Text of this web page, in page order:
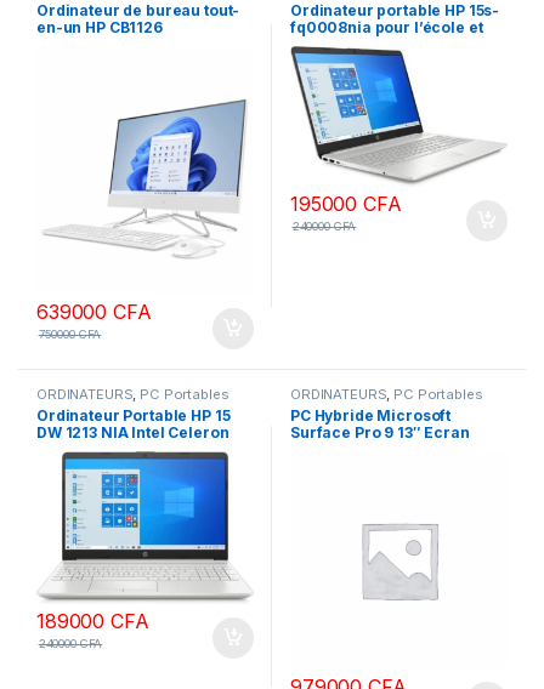
Ordinateur de bureau tout-
en-un HP CB1126
blanche, clavier AZERTY,
garantie 1 an
639000CFA
750000CFA
Ordinateur portable HP 15s-
fq0008nia pour l’école et
les affaires (Intel Celeron
N4120 4 cœurs, 8 Go de
RAM, SSD PCIe 512 Go, Intel
UHD 600, 15,6″ 60 Hz HD
(1366×768), WiFi, Bluetooth,
webcam, Win 10 Pro)
195000CFA
240000CFA
ORDINATEURS PC Portables
Ordinateur Portable HP 15
DW 1213 NIA Intel Celeron
12th Gen 4Go Ram 512Go
SSD Windows 10 Pro Ecran
15,6″
189000CFA
240000CFA
ORDINATEURS PC Portables
PC Hybride Microsoft
Surface Pro 9 13″ Ecran